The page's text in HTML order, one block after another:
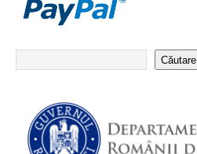
Căutare